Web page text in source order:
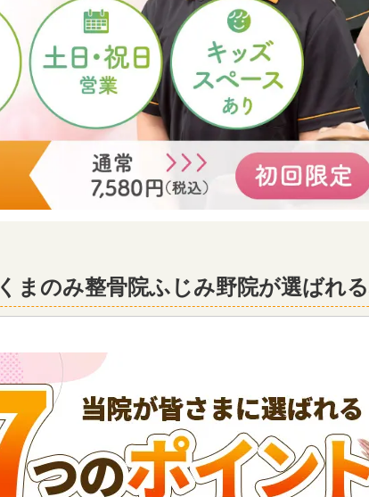
くまのみ整骨院ふじみ野院が選ばれ